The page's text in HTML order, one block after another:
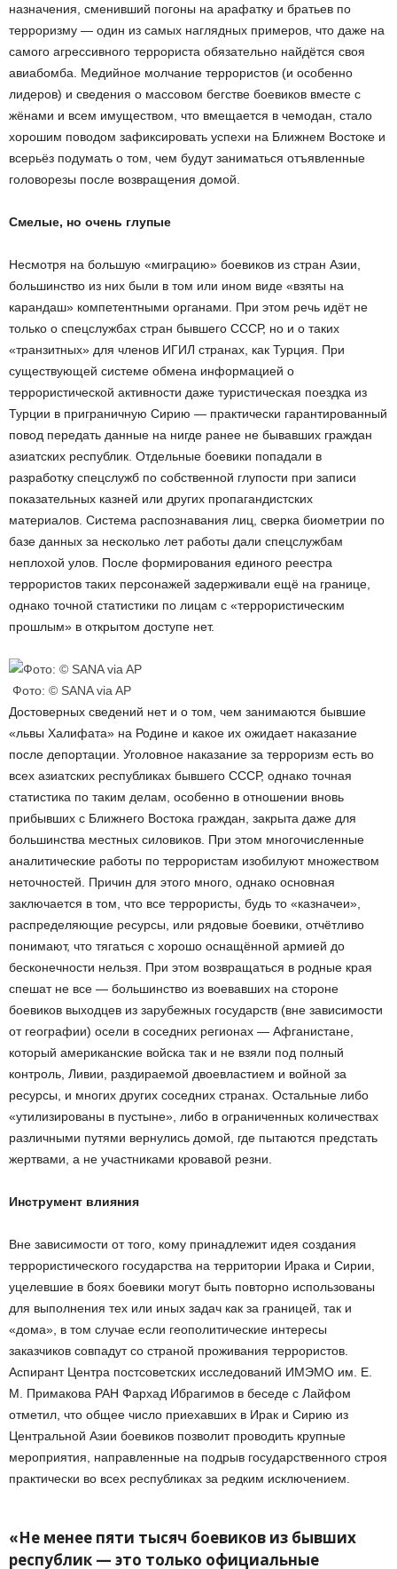
назначения, сменивший погоны на арафатку и братьев по
терроризму — один из самых наглядных примеров, что даже на
самого агрессивного террориста обязательно найдётся своя
авиабомба. Медийное молчание террористов (и особенно
лидеров) и сведения о массовом бегстве боевиков вместе с
жёнами и всем имуществом, что вмещается в чемодан, стало
хорошим поводом зафиксировать успехи на Ближнем Востоке и
всерьёз подумать о том, чем будут заниматься отъявленные
головорезы после возвращения домой.
Смелые, но очень глупые
Несмотря на большую «миграцию» боевиков из стран Азии,
большинство из них были в том или ином виде «взяты на
карандаш» компетентными органами. При этом речь идёт не
только о спецслужбах стран бывшего СССР, но и о таких
«транзитных» для членов ИГИЛ странах, как Турция. При
существующей системе обмена информацией о
террористической активности даже туристическая поездка из
Турции в приграничную Сирию — практически гарантированный
повод передать данные на нигде ранее не бывавших граждан
азиатских республик. Отдельные боевики попадали в
разработку спецслужб по собственной глупости при записи
показательных казней или других пропагандистских
материалов. Система распознавания лиц, сверка биометрии по
базе данных за несколько лет работы дали спецслужбам
неплохой улов. После формирования единого реестра
террористов таких персонажей задерживали ещё на границе,
однако точной статистики по лицам с «террористическим
прошлым» в открытом доступе нет.
Фото: © SANA via AP
Достоверных сведений нет и о том, чем занимаются бывшие
«львы Халифата» на Родине и какое их ожидает наказание
после депортации. Уголовное наказание за терроризм есть во
всех азиатских республиках бывшего СССР, однако точная
статистика по таким делам, особенно в отношении вновь
прибывших с Ближнего Востока граждан, закрыта даже для
большинства местных силовиков. При этом многочисленные
аналитические работы по террористам изобилуют множеством
неточностей. Причин для этого много, однако основная
заключается в том, что все террористы, будь то «казначеи»,
распределяющие ресурсы, или рядовые боевики, отчётливо
понимают, что тягаться с хорошо оснащённой армией до
бесконечности нельзя. При этом возвращаться в родные края
спешат не все — большинство из воевавших на стороне
боевиков выходцев из зарубежных государств (вне зависимости
от географии) осели в соседних регионах — Афганистане,
который американские войска так и не взяли под полный
контроль, Ливии, раздираемой двоевластием и войной за
ресурсы, и многих других соседних странах. Остальные либо
«утилизированы в пустыне», либо в ограниченных количествах
различными путями вернулись домой, где пытаются предстать
жертвами, а не участниками кровавой резни.
Инструмент влияния
Вне зависимости от того, кому принадлежит идея создания
террористического государства на территории Ирака и Сирии,
уцелевшие в боях боевики могут быть повторно использованы
для выполнения тех или иных задач как за границей, так и
«дома», в том случае если геополитические интересы
заказчиков совпадут со страной проживания террористов.
Аспирант Центра постсоветских исследований ИМЭМО им. Е.
М. Примакова РАН Фархад Ибрагимов в беседе с Лайфом
отметил, что общее число приехавших в Ирак и Сирию из
Центральной Азии боевиков позволит проводить крупные
мероприятия, направленные на подрыв государственного строя
практически во всех республиках за редким исключением.
«Не менее пяти тысяч боевиков из бывших
республик — это только официальные